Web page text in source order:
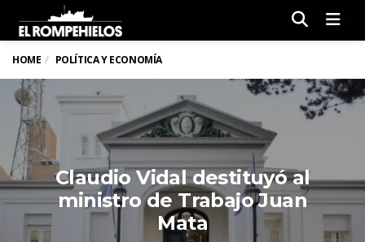
HOME POLÍTICA Y ECONOMÍA
Claudio Vidal destituyó al
ministro de Trabajo Juan
Mata